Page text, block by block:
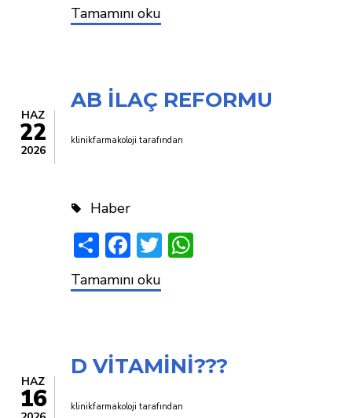
Acil
Doğum
.
Tamamını oku
HAZ
22
2026
AB İLAÇ REFORMU
klinikfarmakoloji tarafından
Haber
ShareFacebook
Twitter
AB
İLAÇ
Tamamını oku
HAZ
16
D VİTAMİNİ???
klinikfarmakoloji tarafından